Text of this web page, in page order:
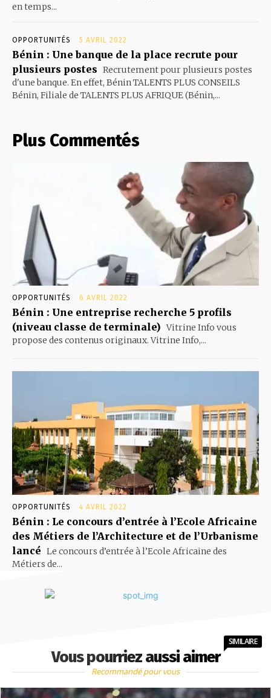
en temps...
OPPORTUNITÉS 5 AVRIL 2022
Bénin : Une banque de la place recrute pour
plusieurs postes Recrutement pour plusieurs postes
d'une banque. En effet, Bénin TALENTS PLUS CONSEILS
Bénin, Filiale de TALENTS PLUS AFRIQUE (Bénin,...
Plus Commentés
OPPORTUNITÉS 6 AVRIL 2022
Bénin : Une entreprise recherche 5 profils
(niveau classe de terminale) Vitrine Info vous
propose des contenus originaux. Vitrine Info,...
OPPORTUNITÉS 4 AVRIL 2022
Bénin : Le concours d’entrée à l’Ecole Africaine
des Métiers de l’Architecture et de l’Urbanisme
lancé Le concours d’entrée à l’Ecole Africaine des
Métiers de...
Vous pourriez aussi aimer
SIMILAIRE
Recommandé pour vous